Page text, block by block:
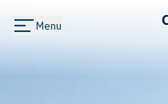
Menu